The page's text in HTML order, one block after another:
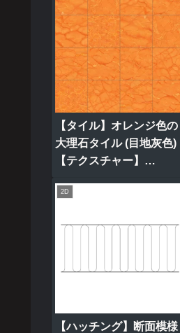
【タイル】オレンジ色の
大理石タイル (目地灰色)
【テクスチャー】
2D
【ハッチング】断面模様